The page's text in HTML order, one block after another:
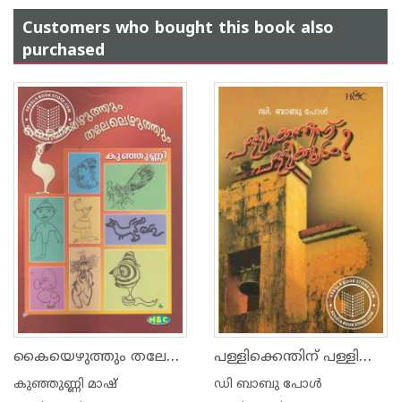
Customers who bought this book also
purchased
കൈയെഴുത്തും തലേലെഴുത്തും
കുഞ്ഞുണ്ണി മാഷ്‌
പള്ളിക്കെന്തിന്‌ പള്ളിക്കൂടം
ഡി ബാബു പോള്‍